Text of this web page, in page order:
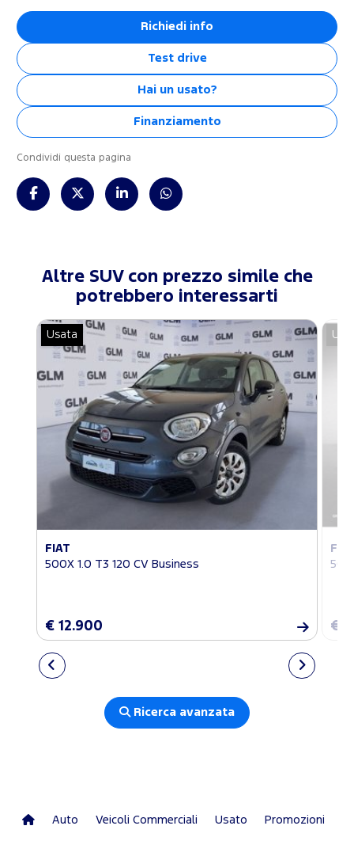
Richiedi info
Test drive
Hai un usato?
Finanziamento
Condividi questa pagina
Altre SUV con prezzo simile che
potrebbero interessarti
Usata
FIAT
500X 1.0 T3 120 CV Business
€ 12.900 €
Ricerca avanzata
Auto Veicoli Commerciali Usato Promozioni